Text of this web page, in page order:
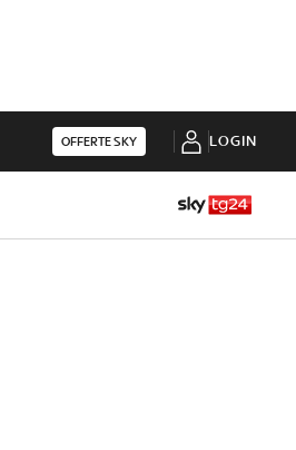
OFFERTE SKY LOGIN